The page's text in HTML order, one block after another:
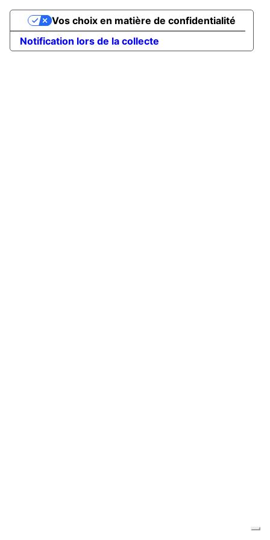
Notification lors de la collecte
Vos choix en matière de confidentialité